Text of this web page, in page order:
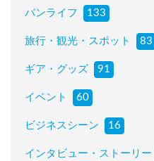
バンライフ 133
旅行・観光・スポット 83
ギア・グッズ 91
イベント 60
ビジネスシーン 16
インタビュー・ストーリー